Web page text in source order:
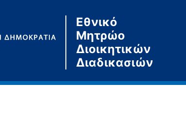
Εθνικό
Μητρώο
Διοικητικών
Διαδικασιών